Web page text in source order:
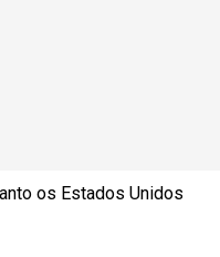
os Estados Unidos